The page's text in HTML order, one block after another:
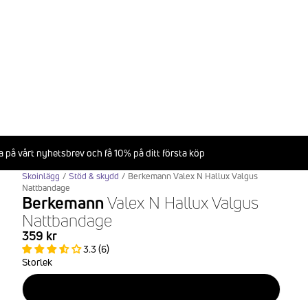
på vårt nyhetsbrev och få 10% på ditt första köp
Skoinlägg / Stöd & skydd / Berkemann Valex N Hallux Valgus
Nattbandage
BerkemannValex N Hallux Valgus
Nattbandage
359 kr
3.3 (6)
Storlek